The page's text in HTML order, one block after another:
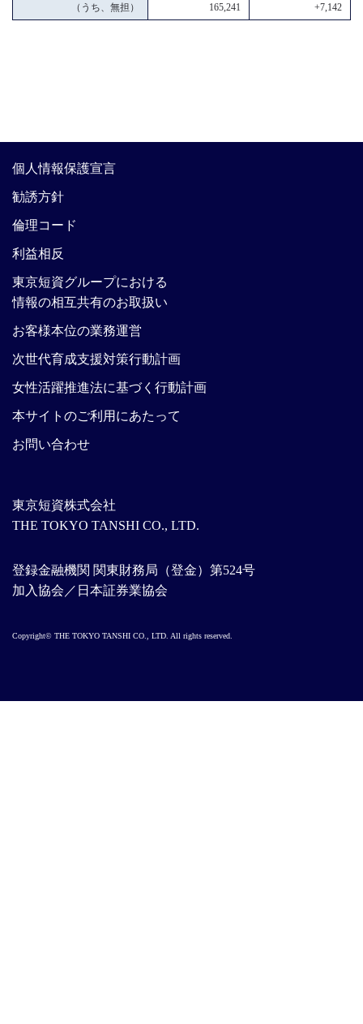
（うち、無担） 165,241 +7,142
東京短資株式会社
THE TOKYO TANSHI CO., LTD.
登録金融機関 関東財務局（登金）第524号
加入協会／日本証券業協会
個人情報保護宣言
勧誘方針
倫理コード
利益相反
東京短資グループにおける
情報の相互共有のお取扱い
お客様本位の業務運営
次世代育成支援対策行動計画
女性活躍推進法に基づく行動計画
本サイトのご利用にあたって
お問い合わせ
Copyright© THE TOKYO TANSHI CO., LTD. All rights reserved.